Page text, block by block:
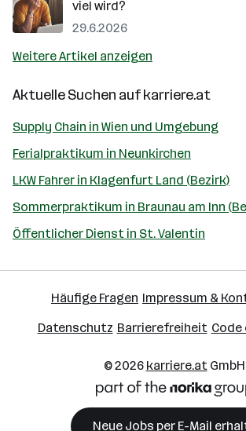
viel wird?
29.6.2026
Weitere Artikel anzeigen
Aktuelle Suchen aufkarriere.at
Supply Chain in Wien und Umgebung
Ferialpraktikum in Neunkirchen
LKW Fahrer in Klagenfurt Land (Bezirk)
Sommerpraktikum in Braunau am Inn
Öffentlicher Dienst in St. Valentin
Häufige Fragen Impressum &
Datenschutz Barrierefreiheit
© 2026 karriere.atGmbH
Neue Jobs per E-Mail